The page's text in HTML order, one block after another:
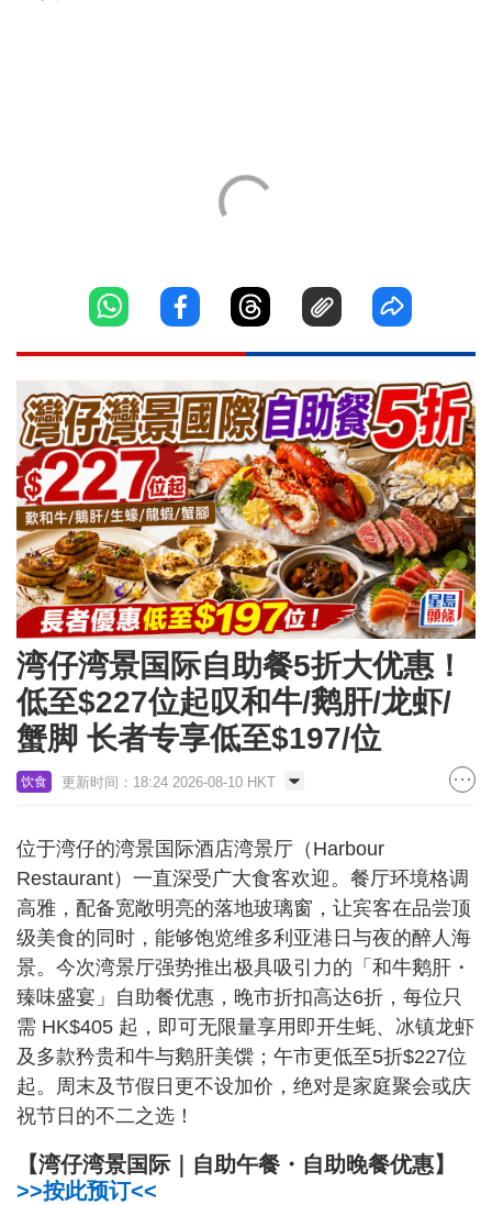
湾仔湾景国际自助餐5折大优惠！
低至$227位起叹和牛/鹅肝/龙虾/
蟹脚 长者专享低至$197/位
饮食 更新时间：18:24 2026-08-10 HKT
位于湾仔的湾景国际酒店湾景厅（Harbour
Restaurant）一直深受广大食客欢迎。餐厅环境格调
高雅，配备宽敞明亮的落地玻璃窗，让宾客在品尝顶
级美食的同时，能够饱览维多利亚港日与夜的醉人海
景。今次湾景厅强势推出极具吸引力的「和牛鹅肝・
臻味盛宴」自助餐优惠，晚市折扣高达6折，每位只
需 HK$405 起，即可无限量享用即开生蚝、冰镇龙虾
及多款矜贵和牛与鹅肝美馔；午市更低至5折$227位
起。周末及节假日更不设加价，绝对是家庭聚会或庆
祝节日的不二之选！
【湾仔湾景国际｜自助午餐・自助晚餐优惠】
>>按此预订<<